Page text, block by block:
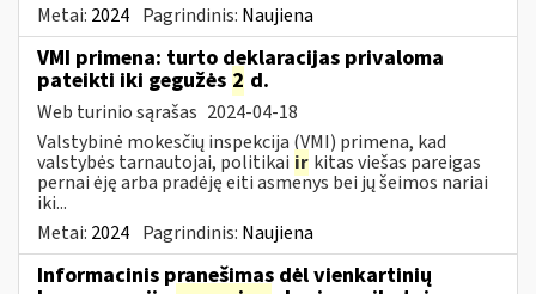
Metai: 2024 Pagrindinis: Naujiena
VMI primena: turto deklaracijas privaloma
pateikti iki gegužės 2 d.
Web turinio sąrašas 2024-04-18
Valstybinė mokesčių inspekcija (VMI) primena, kad
valstybės tarnautojai, politikai ir kitas viešas pareigas
pernai ėję arba pradėję eiti asmenys bei jų šeimos nariai
iki...
Metai: 2024 Pagrindinis: Naujiena
Informacinis pranešimas dėl vienkartinių